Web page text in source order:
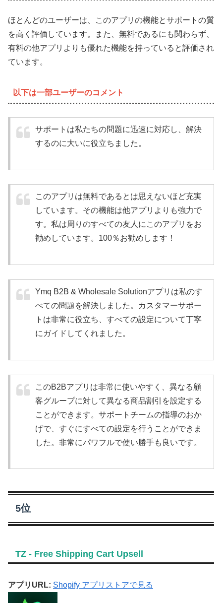
ほとんどのユーザーは、このアプリの機能とサポートの質
を高く評価しています。また、無料であるにも関わらず、
有料の他アプリよりも優れた機能を持っていると評価され
ています。
以下は一部ユーザーのコメント
サポートは私たちの問題に迅速に対応し、解決
するのに大いに役立ちました。
このアプリは無料であるとは思えないほど充実
しています。その機能は他アプリよりも強力で
す。私は周りのすべての友人にこのアプリをお
勧めしています。100％お勧めします！
Ymq B2B & Wholesale Solutionアプリは私のす
べての問題を解決しました。カスタマーサポー
トは非常に役立ち、すべての設定について丁寧
にガイドしてくれました。
このB2Bアプリは非常に使いやすく、異なる顧
客グループに対して異なる商品割引を設定する
ことができます。サポートチームの指導のおか
げで、すぐにすべての設定を行うことができま
した。非常にパワフルで使い勝手も良いです。
5位
TZ ‑ Free Shipping Cart Upsell
アプリURL: Shopify アプリストアで見る